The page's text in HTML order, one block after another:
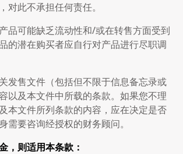
对此不承担任何责任。
品可能缺乏流动性和/或在转售方面受到
的潜在购买者应自行对产品进行尽职调
发售文件（包括但不限于信息备忘录或
以及本文件中所载的条款。如果您不理
本文件所列条款的内容，应在决定是否
需要咨询经授权的财务顾问。
，则适用本条款：